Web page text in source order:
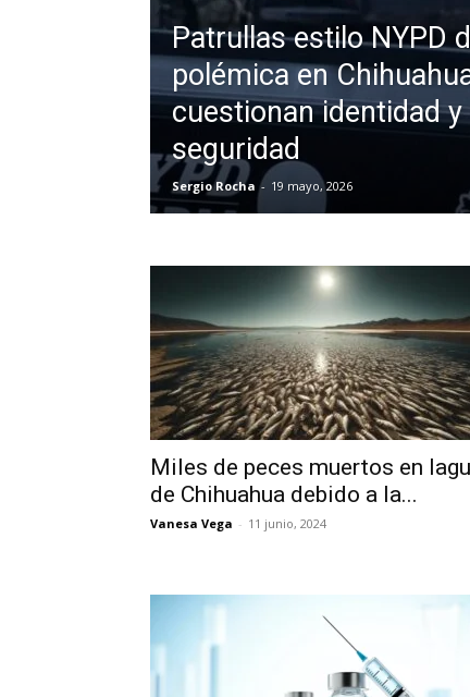
Patrullas estilo NYPD
polémica en
cuestionan identidad
seguridad
Sergio Rocha - 19 mayo, 2026
Miles de peces muertos en
de Chihuahua debido a la...
Vanesa Vega - 11 junio, 2024